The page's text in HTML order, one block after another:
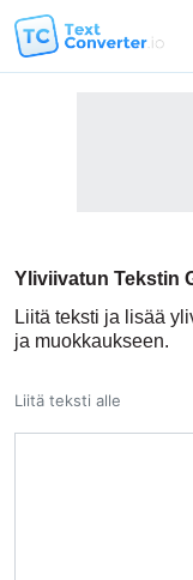
Yliviivatun Tekstin
Liitä teksti ja lisää
ja muokkaukseen.
Liitä teksti alle